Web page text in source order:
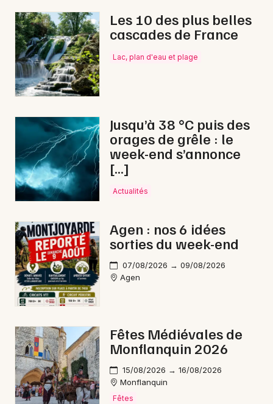
Sports
Soirées
Sorties famille
Sorties & loisirs
Fêtes en Lot-et-Garonne
Fêtes en Aquitaine
Fêtes en Nouvelle-Aquitaine
Newsletter des sorties
Artistes en tournée
Actus à Fumel
Magazine à Fumel
Paris
Strasbourg
Toulouse
Toutes les villes
Les 10 des plus belles
cascades de France
Lac, plan d'eau et plage
Jusqu’à 38 °C puis des
orages de grêle : le
week-end s’annonce
[…]
Actualités
Agen : nos 6 idées
sorties du week-end
07/08/2026 → 09/08/2026
Agen
Fêtes Médiévales de
Monflanquin 2026
15/08/2026 → 16/08/2026
Monflanquin
Fêtes